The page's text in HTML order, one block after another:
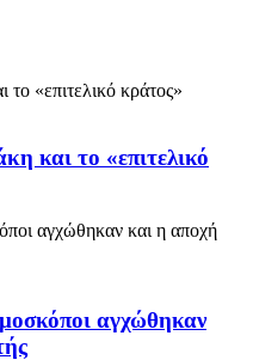
και το «επιτελικό
αγχώθηκαν